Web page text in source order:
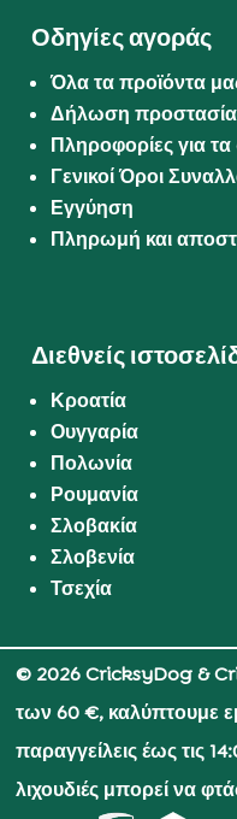
Οδηγίες αγοράς
Όλα τα προϊόντα
Δήλωση
Πληροφορίες για
Γενικοί Όροι
Εγγύηση
Πληρωμή και
Διεθνείς
Κροατία
Ουγγαρία
Πολωνία
Ρουμανία
Σλοβακία
Σλοβενία
Τσεχία
© 2026 CricksyDog &
των 60 €, καλύπτουμε
παραγγείλεις έως τις
λιχουδιές μπορεί να